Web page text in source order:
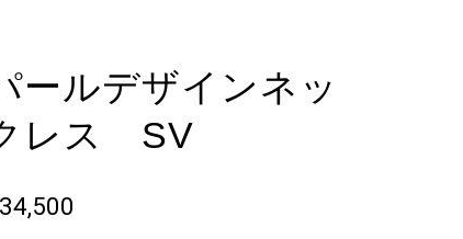
ールデザインネッ
レス SV
¥34,500